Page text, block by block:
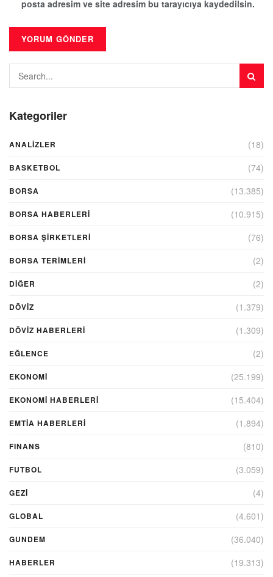
posta adresim ve site adresim bu tarayıcıya kaydedilsin.
Kategoriler
ANALIZLER (18)
BASKETBOL (74)
BORSA (13.385)
BORSA HABERLERI (10.915)
BORSA ŞIRKETLERI (76)
BORSA TERIMLERI (2)
DIĞER (2)
DÖVİZ (1.379)
DÖVIZ HABERLERI (1.309)
EĞLENCE (2)
EKONOMİ (25.199)
EKONOMI HABERLERI (15.404)
EMTIA HABERLERI (1.894)
FINANS (810)
FUTBOL (3.059)
GEZI (4)
GLOBAL (4.601)
GUNDEM (36.040)
HABERLER (19.313)